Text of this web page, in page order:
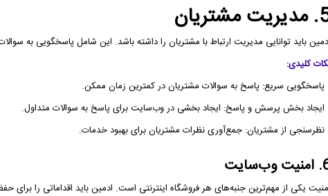
باید توانایی مدیریت ارتباط با مشتریان را داشته باشد. این شامل پاسخگویی به
کلیدی:
پاسخگویی سریع: پاسخ به سوالات مشتریان در کمترین زمان ممکن.
ایجاد بخش پرسش و پاسخ: ایجاد بخشی در وب‌سایت برای پاسخ به سوالات متداول.
نظرسنجی از مشتریان: جمع‌آوری نظرات مشتریان برای بهبود خدمات.
یکی از مهم‌ترین جنبه‌های هر فروشگاه اینترنتی است. ادمین باید اقداماتی را